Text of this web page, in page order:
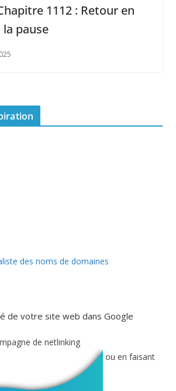
1112 : Retour en
pause
des noms de domaines
de votre site web dans Google
de netlinking
ou en faisant